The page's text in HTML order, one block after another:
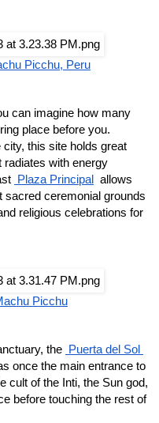
Picchu, Peru
can imagine how many
place before you.
city, this site holds great
radiates with energy
Plaza Principal
allows
sacred ceremonial grounds
religious celebrations for
Picchu
the
Puerta del Sol
once the main entrance to
cult of the Inti, the Sun god,
before touching the rest of